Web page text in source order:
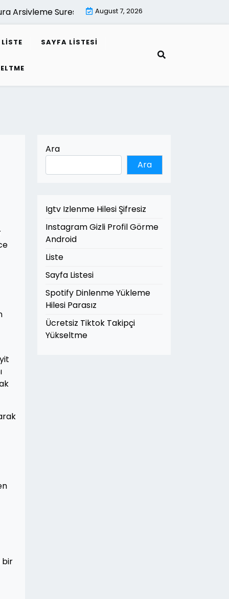
Suresi Kac Yildir |Mimari Render İle Leed
August 7, 2026
LISTE SAYFA LISTESI
bir
Ara
Ara
Igtv Izlenme Hilesi Şifresiz
Instagram Gizli Profil Görme
Android
Liste
Sayfa Listesi
Spotify Dinlenme Yükleme
Hilesi Parasız
Ücretsiz Tiktok Takipçi
Yükseltme